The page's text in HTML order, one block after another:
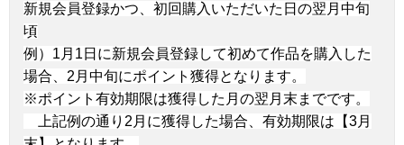
新規会員登録かつ、初回購入いただいた日の翌月中旬
頃
例）1月1日に新規会員登録して初めて作品を購入した
場合、2月中旬にポイント獲得となります。
※ポイント有効期限は獲得した月の翌月末までです。
上記例の通り2月に獲得した場合、有効期限は【3月